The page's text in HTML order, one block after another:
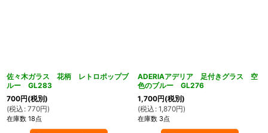
佐々木ガラス 花柄 レトロポップブ
ルー GL283
700円(税別)
(税込 : 770円)
在庫数 18点
ADERIAアデリア 足付きグラス 空
色のブルー GL276
1,700円(税別)
(税込 : 1,870円)
在庫数 3点